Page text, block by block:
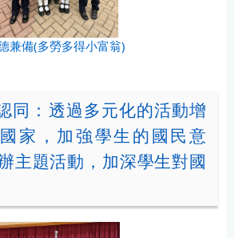
兼備(多勞多得小富翁)
同：透過多元化的活動增
家，加強學生的國民意
主題活動，加深學生對國